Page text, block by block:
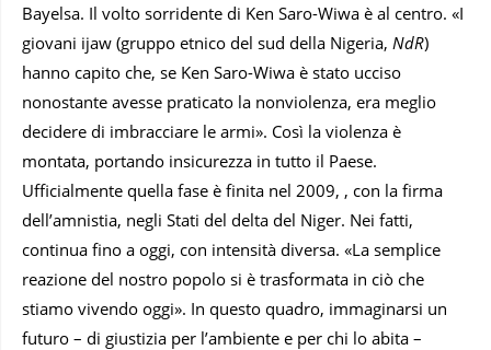
Bayelsa. Il volto sorridente di Ken Saro-Wiwa è al centro. «I
giovani ijaw (gruppo etnico del sud della Nigeria, NdR)
hanno capito che, se Ken Saro-Wiwa è stato ucciso
nonostante avesse praticato la nonviolenza, era meglio
decidere di imbracciare le armi». Così la violenza è
montata, portando insicurezza in tutto il Paese.
Ufficialmente quella fase è finita nel 2009, , con la firma
dell’amnistia, negli Stati del delta del Niger. Nei fatti,
continua fino a oggi, con intensità diversa. «La semplice
reazione del nostro popolo si è trasformata in ciò che
stiamo vivendo oggi». In questo quadro, immaginarsi un
futuro – di giustizia per l’ambiente e per chi lo abita –